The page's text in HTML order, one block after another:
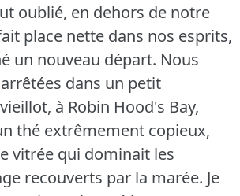
oublié, en dehors de notre
place nette dans nos esprits,
un nouveau départ. Nous
dans un petit
à Robin Hood's Bay,
thé extrêmement copieux,
vitrée qui dominait les
recouverts par la marée. Je